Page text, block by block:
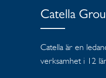
Catella
Catella är en
verksamhet i 12